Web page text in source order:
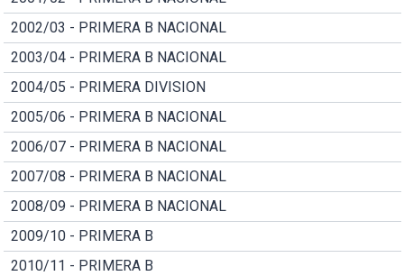
2002/03 - PRIMERA B NACIONAL
2003/04 - PRIMERA B NACIONAL
2004/05 - PRIMERA DIVISION
2005/06 - PRIMERA B NACIONAL
2006/07 - PRIMERA B NACIONAL
2007/08 - PRIMERA B NACIONAL
2008/09 - PRIMERA B NACIONAL
2009/10 - PRIMERA B
2010/11 - PRIMERA B